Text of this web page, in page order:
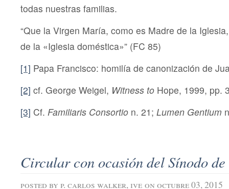
todas nuestras familias.
“Que la Virgen María, como es Madre de la
de la «Iglesia doméstica»” (FC 85)
[1] Papa Francisco: homilía de canonización de
[2] cf. George Weigel, Witness to Hope, 1999, pp.
[3] Cf. Familiaris Consortio n. 21; Lumen Gentium
Circular con ocasión del Sínodo
posted by p. carlos walker, ive on octubre 03, 2015